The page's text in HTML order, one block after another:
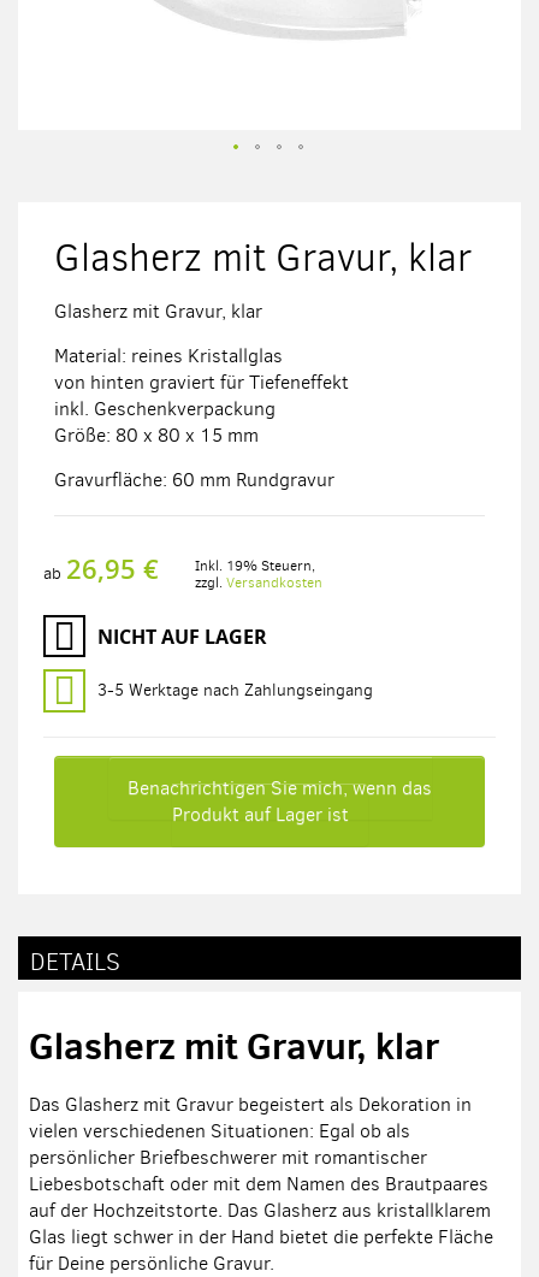
Glasherz mit Gravur, klar
Glasherz mit Gravur, klar
Material: reines Kristallglas
von hinten graviert für Tiefeneffekt
inkl. Geschenkverpackung
Größe: 80 x 80 x 15 mm
Gravurfläche: 60 mm Rundgravur
ab 26,95 € Inkl. 19% Steuern,
zzgl. Versandkosten
NICHT AUF LAGER
3-5 Werktage nach Zahlungseingang
Benachrichtigen Sie mich, wenn das
Produkt auf Lager ist
Bildergalerie
DETAILS
Glasherz mit Gravur, klar
Das Glasherz mit Gravur begeistert als Dekoration in
vielen verschiedenen Situationen: Egal ob als
persönlicher Briefbeschwerer mit romantischer
Liebesbotschaft oder mit dem Namen des Brautpaares
auf der Hochzeitstorte. Das Glasherz aus kristallklarem
Glas liegt schwer in der Hand bietet die perfekte Fläche
für Deine persönliche Gravur.